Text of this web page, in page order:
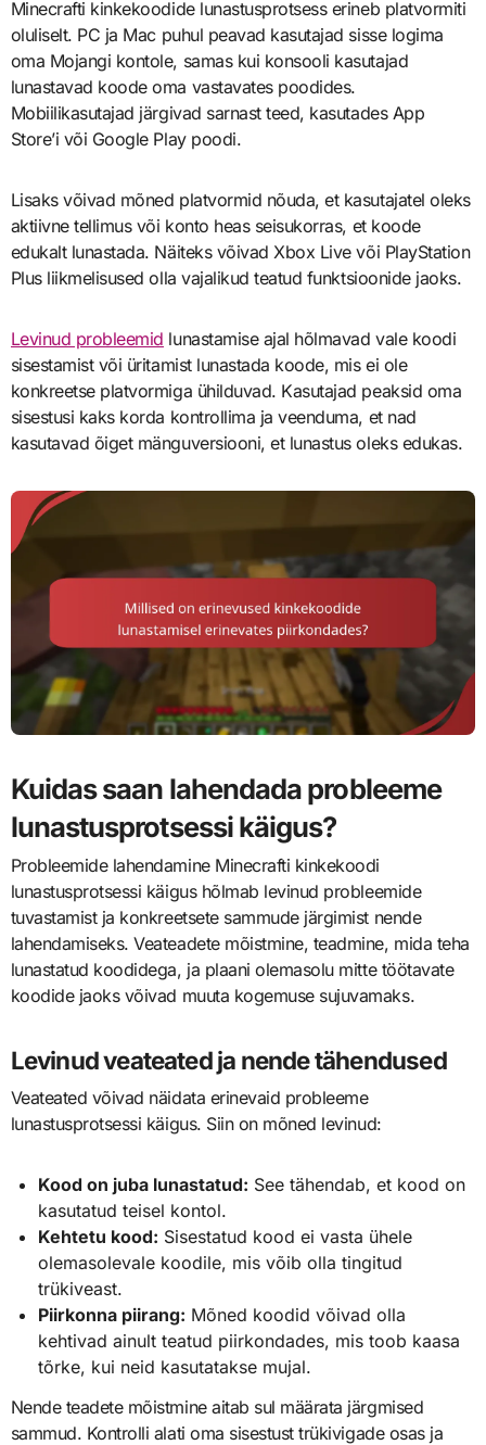
Minecrafti kinkekoodide lunastusprotsess erineb platvormiti
oluliselt. PC ja Mac puhul peavad kasutajad sisse logima
oma Mojangi kontole, samas kui konsooli kasutajad
lunastavad koode oma vastavates poodides.
Mobiilikasutajad järgivad sarnast teed, kasutades App
Store’i või Google Play poodi.
Lisaks võivad mõned platvormid nõuda, et kasutajatel oleks
aktiivne tellimus või konto heas seisukorras, et koode
edukalt lunastada. Näiteks võivad Xbox Live või PlayStation
Plus liikmelisused olla vajalikud teatud funktsioonide jaoks.
Levinud probleemid lunastamise ajal hõlmavad vale koodi
sisestamist või üritamist lunastada koode, mis ei ole
konkreetse platvormiga ühilduvad. Kasutajad peaksid oma
sisestusi kaks korda kontrollima ja veenduma, et nad
kasutavad õiget mänguversiooni, et lunastus oleks edukas.
Kuidas saan lahendada probleeme
lunastusprotsessi käigus?
Probleemide lahendamine Minecrafti kinkekoodi
lunastusprotsessi käigus hõlmab levinud probleemide
tuvastamist ja konkreetsete sammude järgimist nende
lahendamiseks. Veateadete mõistmine, teadmine, mida teha
lunastatud koodidega, ja plaani olemasolu mitte töötavate
koodide jaoks võivad muuta kogemuse sujuvamaks.
Levinud veateated ja nende tähendused
Veateated võivad näidata erinevaid probleeme
lunastusprotsessi käigus. Siin on mõned levinud:
Kood on juba lunastatud: See tähendab, et kood on
kasutatud teisel kontol.
Kehtetu kood: Sisestatud kood ei vasta ühele
olemasolevale koodile, mis võib olla tingitud
trükiveast.
Piirkonna piirang: Mõned koodid võivad olla
kehtivad ainult teatud piirkondades, mis toob kaasa
tõrke, kui neid kasutatakse mujal.
Nende teadete mõistmine aitab sul määrata järgmised
sammud. Kontrolli alati oma sisestust trükivigade osas ja